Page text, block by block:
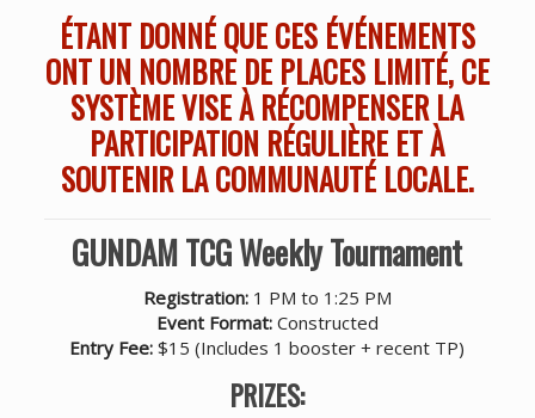
ÉTANT DONNÉ QUE CES ÉVÉNEMENTS
ONT UN NOMBRE DE PLACES LIMITÉ, CE
SYSTÈME VISE À RÉCOMPENSER LA
PARTICIPATION RÉGULIÈRE ET À
SOUTENIR LA COMMUNAUTÉ LOCALE.
GUNDAM TCG Weekly Tournament
Registration:1 PM to 1:25 PM
Event Format:Constructed
Entry Fee: $15 (Includes 1 booster + recent TP)
PRIZES: